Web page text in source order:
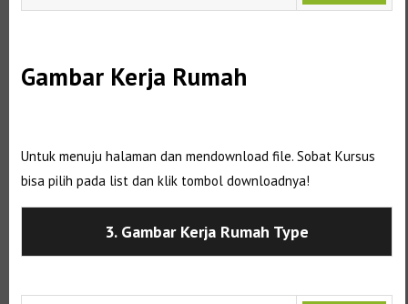
Gambar Kerja Rumah
Untuk menuju halaman dan mendownload file. Sobat Kursus
bisa pilih pada list dan klik tombol downloadnya!
3. Gambar Kerja Rumah Type